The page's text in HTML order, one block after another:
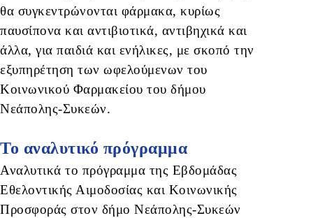
θα συγκεντρώνονται φάρμακα, κυρίως
παυσίπονα και αντιβιοτικά, αντιβηχικά και
άλλα, για παιδιά και ενήλικες, με σκοπό την
εξυπηρέτηση των ωφελούμενων του
Κοινωνικού Φαρμακείου του δήμου
Νεάπολης-Συκεών.
Το αναλυτικό πρόγραμμα
Αναλυτικά το πρόγραμμα της Εβδομάδας
Εθελοντικής Αιμοδοσίας και Κοινωνικής
Προσφοράς στον δήμο Νεάπολης-Συκεών